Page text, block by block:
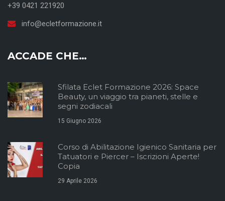
+39 0421 221920
info@ecletformazione.it
ACCADE CHE…
Sfilata Eclet Formazione 2026: Space
Beauty, un viaggio tra pianeti, stelle e
segni zodiacali
15 Giugno 2026
Corso di Abilitazione Igienico Sanitaria per
Tatuatori e Piercer – Iscrizioni Aperte!
Copia
29 Aprile 2026